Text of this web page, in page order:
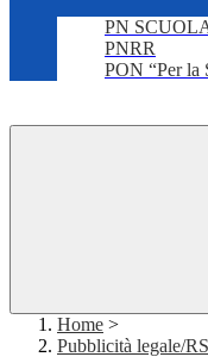
PN
PNRR
PON “Per la
Home >
Pubblicità legale/